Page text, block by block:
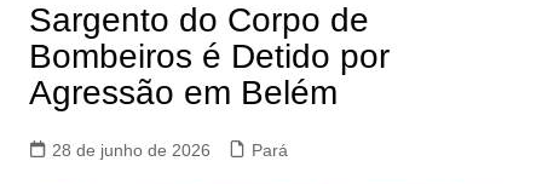
Sargento do Corpo de
Bombeiros é Detido por
Agressão em Belém
28 de junho de 2026 Pará